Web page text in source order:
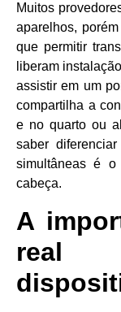
Muitos
aparelhos,
que permitir
liberam
assistir em um
compartilha a
e no quarto ou
saber
simultâneas é
cabeça.
A
real